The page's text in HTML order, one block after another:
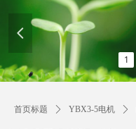
1
넳
首页标题 ꄲ YBX3-5电机 ꄲ